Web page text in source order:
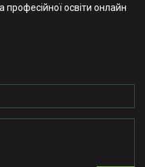
освіти онлайн